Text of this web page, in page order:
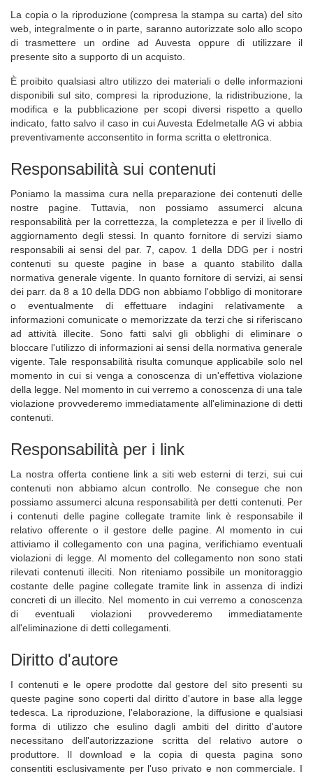
La copia o la riproduzione (compresa la stampa su carta) del sito
web, integralmente o in parte, saranno autorizzate solo allo scopo
di trasmettere un ordine ad Auvesta oppure di utilizzare il
presente sito a supporto di un acquisto.
È proibito qualsiasi altro utilizzo dei materiali o delle informazioni
disponibili sul sito, compresi la riproduzione, la ridistribuzione, la
modifica e la pubblicazione per scopi diversi rispetto a quello
indicato, fatto salvo il caso in cui Auvesta Edelmetalle AG vi abbia
preventivamente acconsentito in forma scritta o elettronica.
Responsabilità sui contenuti
Poniamo la massima cura nella preparazione dei contenuti delle
nostre pagine. Tuttavia, non possiamo assumerci alcuna
responsabilità per la correttezza, la completezza e per il livello di
aggiornamento degli stessi. In quanto fornitore di servizi siamo
responsabili ai sensi del par. 7, capov. 1 della DDG per i nostri
contenuti su queste pagine in base a quanto stabilito dalla
normativa generale vigente. In quanto fornitore di servizi, ai sensi
dei parr. da 8 a 10 della DDG non abbiamo l'obbligo di monitorare
o eventualmente di effettuare indagini relativamente a
informazioni comunicate o memorizzate da terzi che si riferiscano
ad attività illecite. Sono fatti salvi gli obblighi di eliminare o
bloccare l'utilizzo di informazioni ai sensi della normativa generale
vigente. Tale responsabilità risulta comunque applicabile solo nel
momento in cui si venga a conoscenza di un'effettiva violazione
della legge. Nel momento in cui verremo a conoscenza di una tale
violazione provvederemo immediatamente all'eliminazione di detti
contenuti.
Responsabilità per i link
La nostra offerta contiene link a siti web esterni di terzi, sui cui
contenuti non abbiamo alcun controllo. Ne consegue che non
possiamo assumerci alcuna responsabilità per detti contenuti. Per
i contenuti delle pagine collegate tramite link è responsabile il
relativo offerente o il gestore delle pagine. Al momento in cui
attiviamo il collegamento con una pagina, verifichiamo eventuali
violazioni di legge. Al momento del collegamento non sono stati
rilevati contenuti illeciti. Non riteniamo possibile un monitoraggio
costante delle pagine collegate tramite link in assenza di indizi
concreti di un illecito. Nel momento in cui verremo a conoscenza
di eventuali violazioni provvederemo immediatamente
all'eliminazione di detti collegamenti.
Diritto d'autore
I contenuti e le opere prodotte dal gestore del sito presenti su
queste pagine sono coperti dal diritto d'autore in base alla legge
tedesca. La riproduzione, l'elaborazione, la diffusione e qualsiasi
forma di utilizzo che esulino dagli ambiti del diritto d'autore
necessitano dell'autorizzazione scritta del relativo autore o
produttore. Il download e la copia di questa pagina sono
consentiti esclusivamente per l'uso privato e non commerciale. I